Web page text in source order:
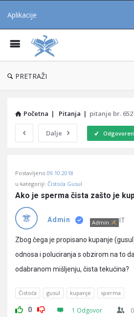
Aplikacije
PRETRAŽI
Početna | Pitanja | pitanje br.
Dalje
Učene
Latest
Pitanja
Postavljeno 09.10.2018
u kategoriji: Čistoća Gusul
Ako je sperma čista zašto je
Admin Admin IT
Zbog čega je propisano kupanje
odnosa i poluciranja s obzirom na to
odabranom mišljenju, čista tekućina?
Čistoća gusul kupanje sperma
0 1 Odgovor 0